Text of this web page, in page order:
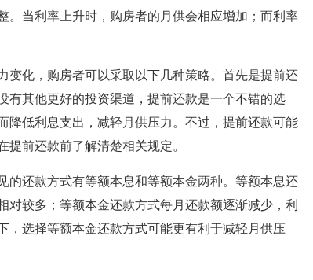
。当利率上升时，购房者的月供会相应增加；而利率
变化，购房者可以采取以下几种策略。首先是提前还
有其他更好的投资渠道，提前还款是一个不错的选
降低利息支出，减轻月供压力。不过，提前还款可能
前还款前了解清楚相关规定。
的还款方式有等额本息和等额本金两种。等额本息还
对较多；等额本金还款方式每月还款额逐渐减少，利
，选择等额本金还款方式可能更有利于减轻月供压